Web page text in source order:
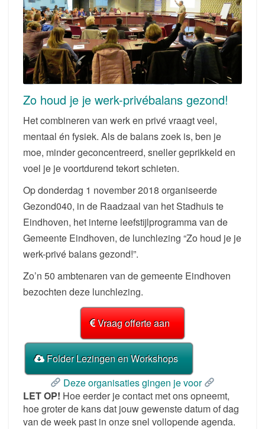
BALANS
|
GEMEENTE
EINDHOVEN
GEZOND040
Zo houd je je werk-privébalans gezond!
Het combineren van werk en privé vraagt veel,
mentaal én fysiek. Als de balans zoek is, ben je
moe, minder geconcentreerd, sneller geprikkeld en
voel je je voortdurend tekort schieten.
Op donderdag 1 november 2018 organiseerde
Gezond040, in de Raadzaal van het Stadhuis te
Eindhoven, het interne leefstijlprogramma van de
Gemeente Eindhoven, de lunchlezing “Zo houd je je
werk-privé balans gezond!”.
Zo’n 50 ambtenaren van de gemeente Eindhoven
bezochten deze lunchlezing.
Vraag offerte aan
Folder Lezingen en Workshops
Deze organisaties gingen je voor
LET OP! Hoe eerder je contact met ons opneemt,
hoe groter de kans dat jouw gewenste datum of dag
van de week past in onze snel vollopende agenda.